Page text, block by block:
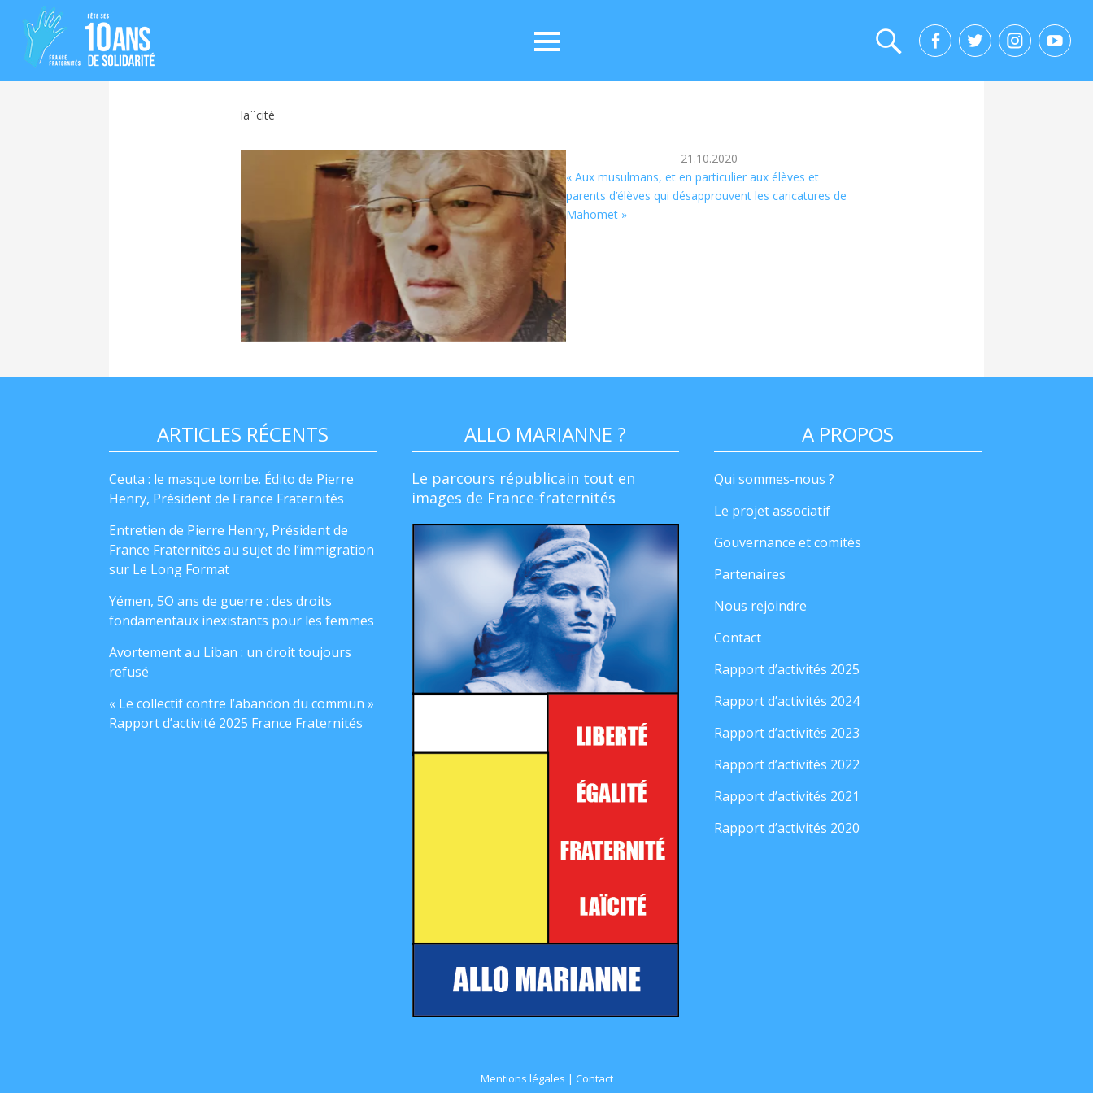
la¨cité
21.10.2020
« Aux musulmans, et en particulier aux élèves et
parents d’élèves qui désapprouvent les caricatures de
Mahomet »
ARTICLES RÉCENTS
Ceuta : le masque tombe. Édito de Pierre
Henry, Président de France Fraternités
Entretien de Pierre Henry, Président de
France Fraternités au sujet de l’immigration
sur Le Long Format
Yémen, 5O ans de guerre : des droits
fondamentaux inexistants pour les femmes
Avortement au Liban : un droit toujours
refusé
« Le collectif contre l’abandon du commun »
Rapport d’activité 2025 France Fraternités
ALLO MARIANNE ?
Le parcours républicain tout en
images de France-fraternités
A PROPOS
Qui sommes-nous ?
Le projet associatif
Gouvernance et comités
Partenaires
Nous rejoindre
Contact
Rapport d’activités 2025
Rapport d’activités 2024
Rapport d’activités 2023
Rapport d’activités 2022
Rapport d’activités 2021
Rapport d’activités 2020
Mentions légales | Contact